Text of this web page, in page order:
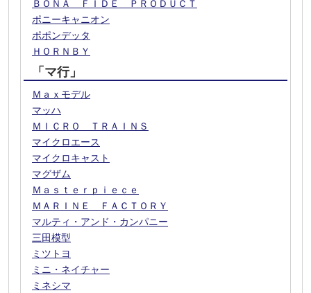
ＢＯＮＡ ＦＩＤＥ ＰＲＯＤＵＣＴ
ポニーキャニオン
ポポンデッタ
ＨＯＲＮＢＹ
「マ行」
Ｍａｘモデル
マッハ
ＭＩＣＲＯ ＴＲＡＩＮＳ
マイクロエース
マイクロキャスト
マグザム
Ｍａｓｔｅｒｐｉｅｃｅ
ＭＡＲＩＮＥ ＦＡＣＴＯＲＹ
マルティ・アンド・カンパニー
三田模型
ミツトヨ
ミニ・ネイチャー
ミネシマ